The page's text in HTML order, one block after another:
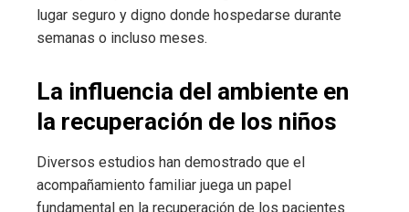
lugar seguro y digno donde hospedarse durante
semanas o incluso meses.
La influencia del ambiente en
la recuperación de los niños
Diversos estudios han demostrado que el
acompañamiento familiar juega un papel
fundamental en la recuperación de los pacientes